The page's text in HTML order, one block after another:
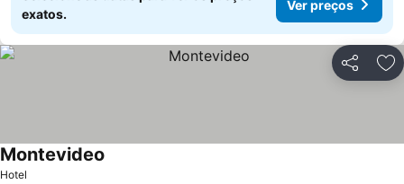
exatos.
Ver preços
Partilhar
Hotel
Montevideo